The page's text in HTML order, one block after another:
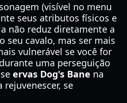
(visível no menu
seus atributos físicos e
não reduz diretamente a
seu cavalo, mas ser mais
vulnerável se você for
uma perseguição
ervas Dog's Bane na
rejuvenescer, se